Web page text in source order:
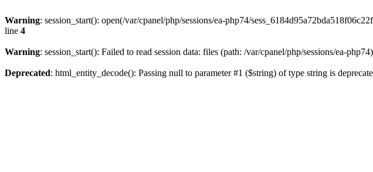
Warning: session_start(): open(/var/cpanel/php/sessions/ea-php74/
line 4
Warning: session_start(): Failed to read session data: files (path: /var/cpanel/php/sessions/ea-
Deprecated: html_entity_decode(): Passing null to parameter #1 ($string) of type string is